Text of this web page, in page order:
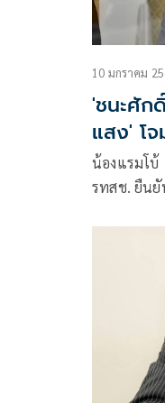
10 มกราคม
'ชนะศั
แสง' โจ
คอก
น้องแรมโบ้
รทสช. ยืนยั
จะทำงาน
เพื่อไทยก่